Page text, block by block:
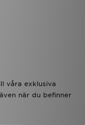
våra exklusiva
när du befinner